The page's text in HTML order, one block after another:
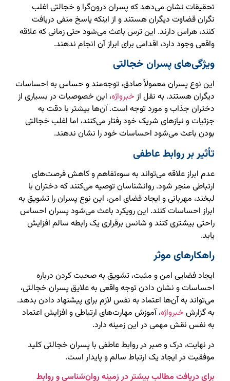
تحقیقات نشان می‌دهد که پسران درون‌گرا و خجالتی اغلب
نگران قضاوت دیگران هستند و از اینکه پاسخ منفی دریافت
کنند، هراس دارند. این ترس باعث می‌شود حتی زمانی که علاقه
واقعی وجود دارد، اقدامی برای ابراز آن انجام ندهند.
ویژگی‌های پسران خجالتی
این نوع پسران معمولاً صادق، توجه‌مند و حساس به احساسات
دیگران هستند. به نقل از خبرواژه، این خصوصیات در بسیاری از
دختران جذاب و مورد توجه است. آن‌ها بیشتر با دقت به
جزئیات و نیازهای شریک خود رفتار می‌کنند، اما اغلب خجالتی
بودن باعث می‌شود احساسات خود را نشان ندهند.
تأثیر بر روابط عاطفی
عدم ابراز علاقه می‌تواند به سوءتفاهم و کاهش فرصت‌های
ارتباطی منجر شود. روانشناسان توصیه می‌کنند که دختران با
لبخند، مهربانی و ایجاد فضای امن، این نوع پسران را تشویق به
ابراز احساسات کنند. این رویکرد باعث می‌شود پسران احساس
راحتی بیشتری کنند و شانس برقراری یک رابطه سالم افزایش
یابد.
راهکارهای موثر
ایجاد فضایی امن و مثبت، تشویق به صحبت کردن درباره
احساسات و نشان دادن توجه واقعی به علایق پسران خجالتی،
می‌تواند به آن‌ها اعتماد به نفس لازم برای پیشنهاد دادن بدهد.
به گزارش خبرواژه، آموزش مهارت‌های ارتباطی و افزایش اعتماد
به نفس نقش مهمی در این زمینه دارد.
در نهایت، درک و صبر در روابط عاطفی با پسران خجالتی کلید
موفقیت در ایجاد یک ارتباط سالم و پایدار است.
برای دریافت مطالب بیشتر در زمینه روان‌شناسی و روابط